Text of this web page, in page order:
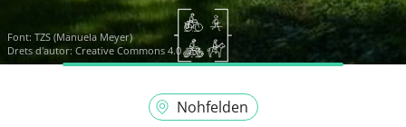
Font: TZS (Manuela Meyer)
Drets d'autor: Creative Commons 4.0
Nohfelden